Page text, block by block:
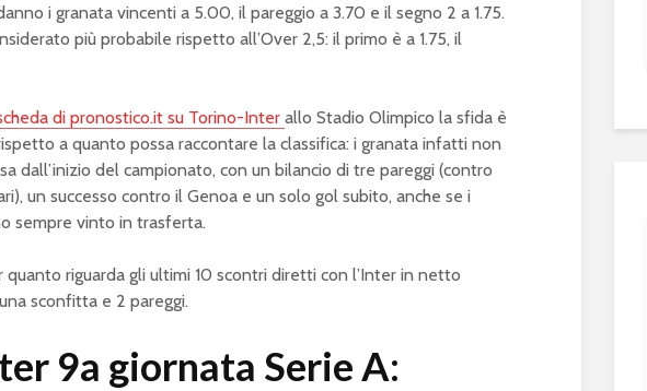
i granata vincenti a 5.00, il pareggio a 3.70 e il segno 2 a 1.75.
più probabile rispetto all’Over 2,5: il primo è a 1.75, il
di pronostico.it su Torino-Inter allo Stadio Olimpico la sfida è
a quanto possa raccontare la classifica: i granata infatti non
dall’inizio del campionato, con un bilancio di tre pareggi (contro
un successo contro il Genoa e un solo gol subito, anche se i
sempre vinto in trasferta.
quanto riguarda gli ultimi 10 scontri diretti con l’Inter in netto
sconfitta e 2 pareggi.
9a giornata Serie A: